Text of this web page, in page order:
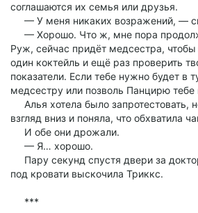
соглашаются их семья или друзья.
— У меня никаких возражений, —
— Хорошо. Что ж, мне пора
Руж, сейчас придёт медсестра,
один коктейль и ещё раз проверить
показатели. Если тебе нужно будет в
медсестру или позволь Панцирю тебе
Алья хотела было запротестовать,
взгляд вниз и поняла, что обхватила
И обе они дрожали.
— Я… хорошо.
Пару секунд спустя двери за
под кровати выскочила Триккс.
***